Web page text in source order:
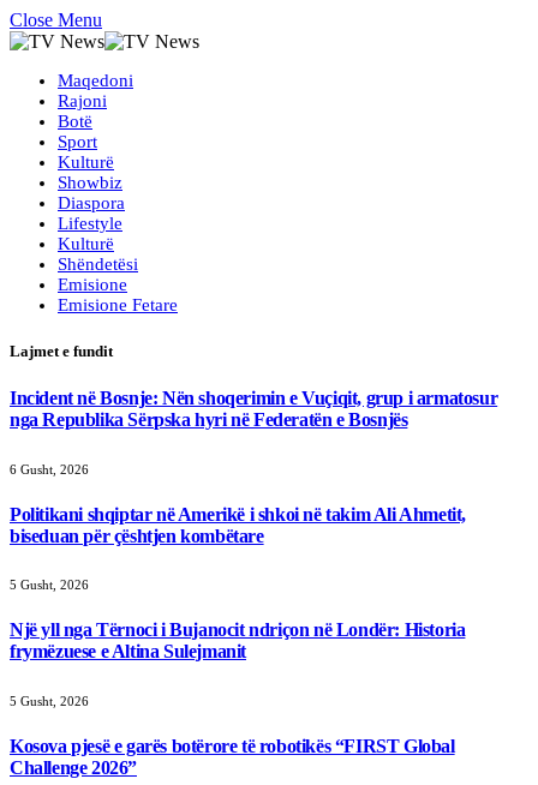
Close Menu
Maqedoni
Rajoni
Botë
Sport
Kulturë
Showbiz
Diaspora
Lifestyle
Kulturë
Shëndetësi
Emisione
Emisione Fetare
Lajmet e fundit
Incident në Bosnje: Nën shoqerimin e Vuçiqit, grup i armatosur
nga Republika Sërpska hyri në Federatën e Bosnjës
6 Gusht, 2026
Politikani shqiptar në Amerikë i shkoi në takim Ali Ahmetit,
biseduan për çështjen kombëtare
5 Gusht, 2026
Një yll nga Tërnoci i Bujanocit ndriçon në Londër: Historia
frymëzuese e Altina Sulejmanit
5 Gusht, 2026
Kosova pjesë e garës botërore të robotikës “FIRST Global
Challenge 2026”